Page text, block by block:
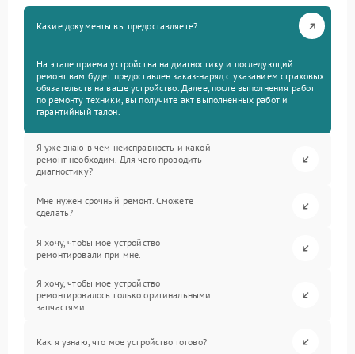
Какие документы вы предоставляете?
На этапе приема устройства на диагностику и последующий
ремонт вам будет предоставлен заказ-наряд с указанием страховых
обязательств на ваше устройство. Далее, после выполнения работ
по ремонту техники, вы получите акт выполненных работ и
гарантийный талон.
Я уже знаю в чем неисправность и какой
ремонт необходим. Для чего проводить
диагностику?
Мне нужен срочный ремонт. Сможете
сделать?
Я хочу, чтобы мое устройство
ремонтировали при мне.
Я хочу, чтобы мое устройство
ремонтировалось только оригинальными
запчастями.
Как я узнаю, что мое устройство готово?